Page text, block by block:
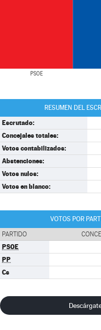
PSOE
RESUMEN DEL
Escrutado:
Concejales totales:
Votos contabilizados:
Abstenciones:
Votos nulos:
Votos en blanco:
VOTOS POR
PARTIDO
PSOE
PP
Cs